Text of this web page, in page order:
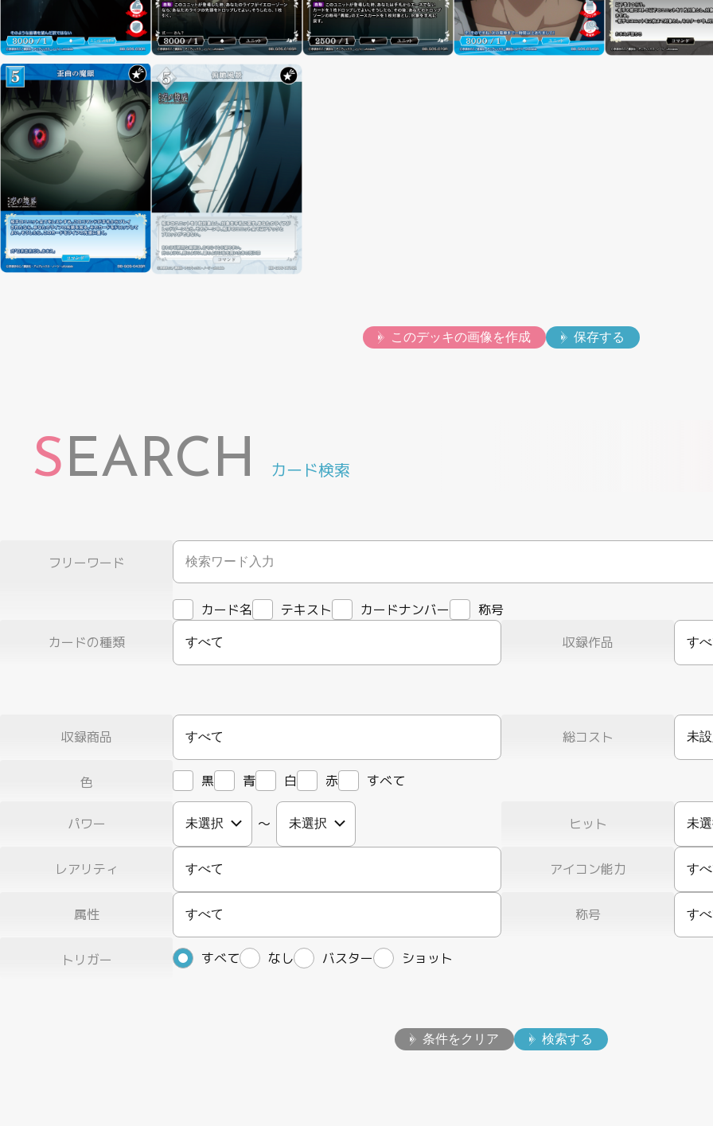
取扱店舗一覧
動画
このデッキの画像を作成 保存する
SEARCH カード検索
フリーワード
カード名 テキスト カードナンバー
称号
カードの種類
すべて 収録作品 す
収録商品 すべて 総コスト
色 黒 青 白 赤 すべて
パワー 〜 ヒット
レアリティ すべて アイコン能力 す
属性 すべて 称号 す
トリガー すべて なし バスター ショット
条件をクリア 検索する